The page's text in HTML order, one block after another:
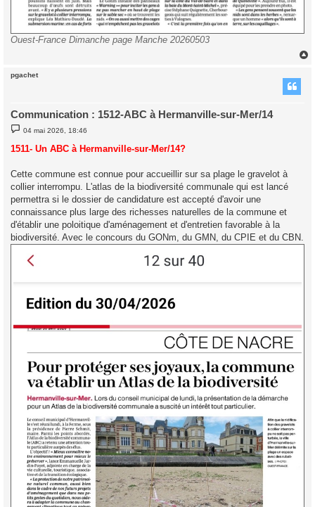
Ouest-France Dimanche page Manche 20260503
pgachet
Communication : 1512-ABC à Hermanville-sur-Mer/14
M
e
s
s
e
04 mai 2026, 18:46
1511- Un ABC à Hermanville-sur-Mer/14?
Cette commune est connue pour accueillir sur sa plage le gravelot à
collier interrompu. L'atlas de la biodiversité communale qui est lancé
permettra si le dossier de candidature est accepté d'avoir une
connaissance plus large des richesses naturelles de la commune et
d'établir une poloitique d'aménagement et d'entretien favorable à la
biodiversité. Avec le concours du GONm, du GMN, du CPIE et du CBN.